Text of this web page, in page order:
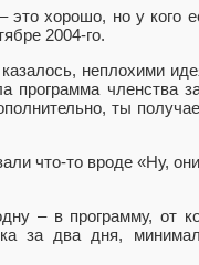
хорошо, но у кого
2004-го.
неплохими
программа членства
ты
что-то вроде «Ну,
– в программу, от
за два дня,